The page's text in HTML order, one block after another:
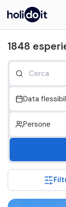
1848
Data
Persone
Holidoit - Trova